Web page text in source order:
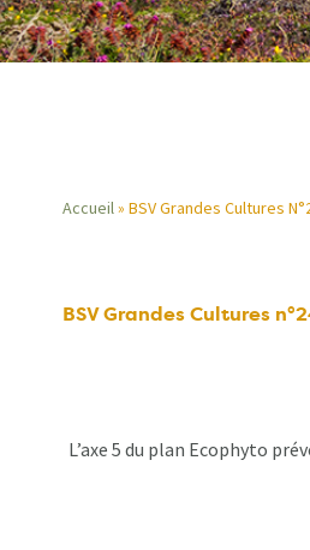
d'Ariane
Accueil BSV Grandes Cultures
BSV Grandes Cultures
L’axe 5 du plan Ecophyto